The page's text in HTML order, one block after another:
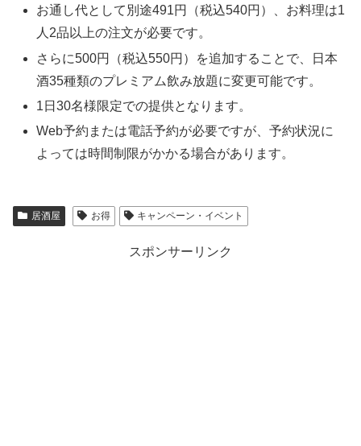
お通し代として別途491円（税込540円）、お料理は1
人2品以上の注文が必要です。
さらに500円（税込550円）を追加することで、日本
酒35種類のプレミアム飲み放題に変更可能です。
1日30名様限定での提供となります。
Web予約または電話予約が必要ですが、予約状況に
よっては時間制限がかかる場合があります。
居酒屋 お得 キャンペーン・イベント
スポンサーリンク